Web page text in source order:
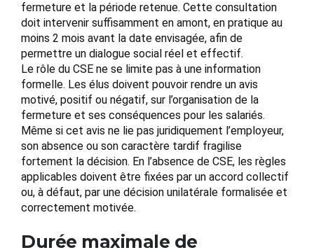
fermeture et la période retenue. Cette consultation
doit intervenir suffisamment en amont, en pratique au
moins 2 mois avant la date envisagée, afin de
permettre un dialogue social réel et effectif.
Le rôle du CSE ne se limite pas à une information
formelle. Les élus doivent pouvoir rendre un avis
motivé, positif ou négatif, sur l’organisation de la
fermeture et ses conséquences pour les salariés.
Même si cet avis ne lie pas juridiquement l’employeur,
son absence ou son caractère tardif fragilise
fortement la décision. En l’absence de CSE, les règles
applicables doivent être fixées par un accord collectif
ou, à défaut, par une décision unilatérale formalisée et
correctement motivée.
Durée maximale de